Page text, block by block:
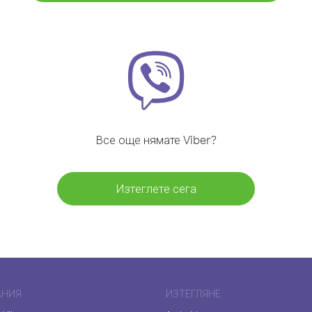
Все още нямате Viber?
Изтеглете сега
ИЗТЕГЛЯНЕ